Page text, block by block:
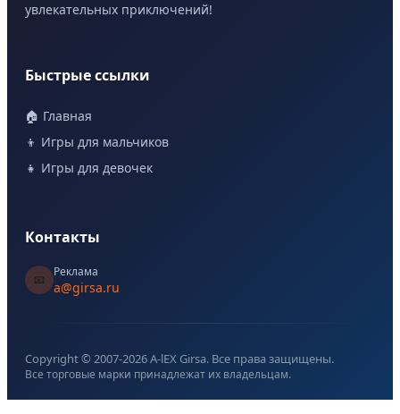
увлекательных приключений!
Быстрые ссылки
🏠 Главная
👦 Игры для мальчиков
👧 Игры для девочек
Контакты
📧
Реклама
a@girsa.ru
Copyright © 2007-2026A-lEX Girsa. Все права защищены.
Все торговые марки принадлежат их владельцам.